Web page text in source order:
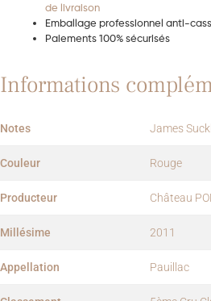
de livraison
Emballage professionnel anti-
Paiements 100% sécurisés
Informations
Notes James
Couleur Rouge
Producteur Château
Millésime 2011
Appellation Pauillac